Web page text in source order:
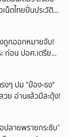
น็ตไทยปั่นประวัติ
งถูกออกหมายจับ!
ก่อน ปอศ.เตรียม
งๆ ปม "ป๋อง-ธง"
ย อ่านแล้วมีสะดุ้ง!
ลายพรายกระซิบ”